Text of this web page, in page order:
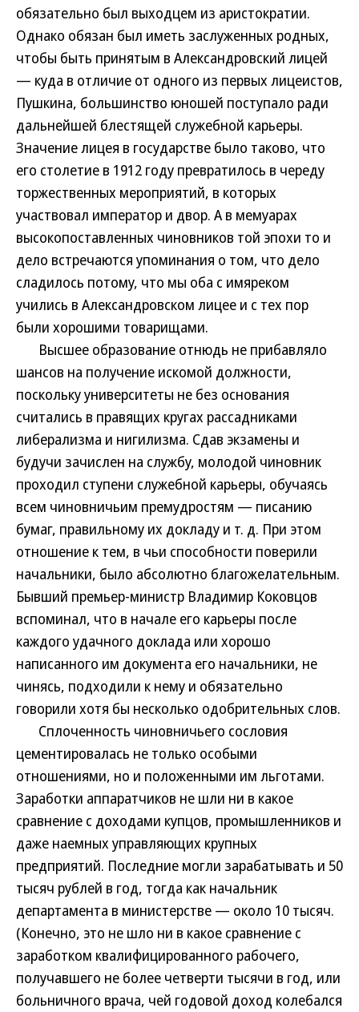
обязательно был выходцем из аристократии.
Однако обязан был иметь заслуженных родных,
чтобы быть принятым в Александровский лицей
— куда в отличие от одного из первых лицеистов,
Пушкина, большинство юношей поступало ради
дальнейшей блестящей служебной карьеры.
Значение лицея в государстве было таково, что
его столетие в 1912 году превратилось в череду
торжественных мероприятий, в которых
участвовал император и двор. А в мемуарах
высокопоставленных чиновников той эпохи то и
дело встречаются упоминания о том, что дело
сладилось потому, что мы оба с имяреком
учились в Александровском лицее и с тех пор
были хорошими товарищами.
Высшее образование отнюдь не прибавляло
шансов на получение искомой должности,
поскольку университеты не без основания
считались в правящих кругах рассадниками
либерализма и нигилизма. Сдав экзамены и
будучи зачислен на службу, молодой чиновник
проходил ступени служебной карьеры, обучаясь
всем чиновничьим премудростям — писанию
бумаг, правильному их докладу и т. д. При этом
отношение к тем, в чьи способности поверили
начальники, было абсолютно благожелательным.
Бывший премьер-министр Владимир Коковцов
вспоминал, что в начале его карьеры после
каждого удачного доклада или хорошо
написанного им документа его начальники, не
чинясь, подходили к нему и обязательно
говорили хотя бы несколько одобрительных слов.
Сплоченность чиновничьего сословия
цементировалась не только особыми
отношениями, но и положенными им льготами.
Заработки аппаратчиков не шли ни в какое
сравнение с доходами купцов, промышленников и
даже наемных управляющих крупных
предприятий. Последние могли зарабатывать и 50
тысяч рублей в год, тогда как начальник
департамента в министерстве — около 10 тысяч.
(Конечно, это не шло ни в какое сравнение с
заработком квалифицированного рабочего,
получавшего не более четверти тысячи в год, или
больничного врача, чей годовой доход колебался